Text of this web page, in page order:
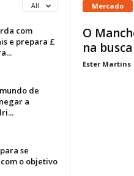
All
com
e prepara £
de
a
se
o objetivo
Mercado
O
na
Ester Martins